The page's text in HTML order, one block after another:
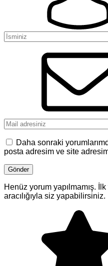
Daha sonraki
posta adresim ve site
Henüz yorum yapılmamış.
aracılığıyla siz yapabilirsiniz.